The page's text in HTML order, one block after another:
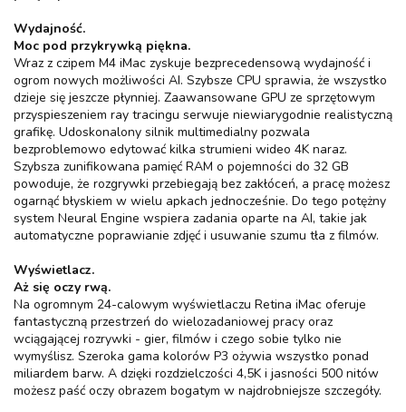
Wydajność.
Moc pod przykrywką piękna.
Wraz z czipem M4 iMac zyskuje bezprecedensową wydajność i
ogrom nowych możliwości AI. Szybsze CPU sprawia, że wszystko
dzieje się jeszcze płynniej. Zaawansowane GPU ze sprzętowym
przyspieszeniem ray tracingu serwuje niewiarygodnie realistyczną
grafikę. Udoskonalony silnik multimedialny pozwala
bezproblemowo edytować kilka strumieni wideo 4K naraz.
Szybsza zunifikowana pamięć RAM o pojemności do 32 GB
powoduje, że rozgrywki przebiegają bez zakłóceń, a pracę możesz
ogarnąć błyskiem w wielu apkach jednocześnie. Do tego potężny
system Neural Engine wspiera zadania oparte na AI, takie jak
automatyczne poprawianie zdjęć i usuwanie szumu tła z filmów.
Wyświetlacz.
Aż się oczy rwą.
Na ogromnym 24-calowym wyświetlaczu Retina iMac oferuje
fantastyczną przestrzeń do wielozadaniowej pracy oraz
wciągającej rozrywki - gier, filmów i czego sobie tylko nie
wymyślisz. Szeroka gama kolorów P3 ożywia wszystko ponad
miliardem barw. A dzięki rozdzielczości 4,5K i jasności 500 nitów
możesz paść oczy obrazem bogatym w najdrobniejsze szczegóły.